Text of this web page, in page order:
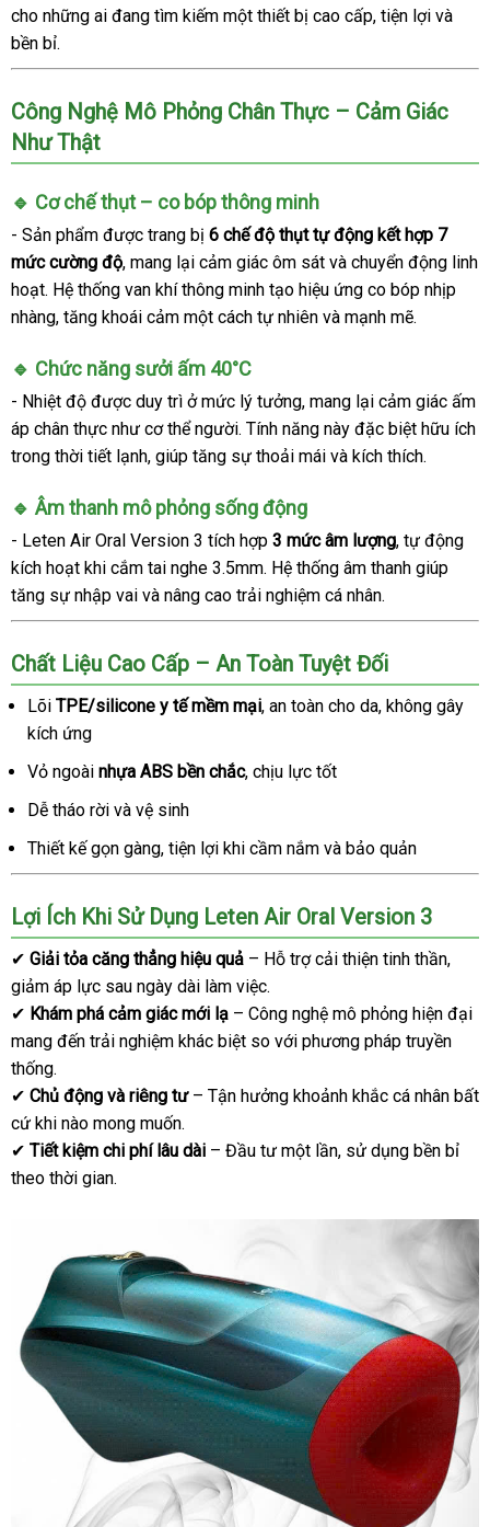
cho những ai đang tìm kiếm một thiết bị cao cấp, tiện lợi và
bền bỉ.
Công Nghệ Mô Phỏng Chân Thực – Cảm Giác
Như Thật
🔹 Cơ chế thụt – co bóp thông minh
- Sản phẩm được trang bị 6 chế độ thụt tự động kết hợp 7
mức cường độ, mang lại cảm giác ôm sát và chuyển động linh
hoạt. Hệ thống van khí thông minh tạo hiệu ứng co bóp nhịp
nhàng, tăng khoái cảm một cách tự nhiên và mạnh mẽ.
🔹 Chức năng sưởi ấm 40°C
- Nhiệt độ được duy trì ở mức lý tưởng, mang lại cảm giác ấm
áp chân thực như cơ thể người. Tính năng này đặc biệt hữu ích
trong thời tiết lạnh, giúp tăng sự thoải mái và kích thích.
🔹 Âm thanh mô phỏng sống động
- Leten Air Oral Version 3 tích hợp 3 mức âm lượng, tự động
kích hoạt khi cắm tai nghe 3.5mm. Hệ thống âm thanh giúp
tăng sự nhập vai và nâng cao trải nghiệm cá nhân.
Chất Liệu Cao Cấp – An Toàn Tuyệt Đối
Lõi TPE/silicone y tế mềm mại, an toàn cho da, không gây
kích ứng
Vỏ ngoài nhựa ABS bền chắc, chịu lực tốt
Dễ tháo rời và vệ sinh
Thiết kế gọn gàng, tiện lợi khi cầm nắm và bảo quản
Lợi Ích Khi Sử Dụng Leten Air Oral Version 3
✔ Giải tỏa căng thẳng hiệu quả – Hỗ trợ cải thiện tinh thần,
giảm áp lực sau ngày dài làm việc.
✔ Khám phá cảm giác mới lạ – Công nghệ mô phỏng hiện đại
mang đến trải nghiệm khác biệt so với phương pháp truyền
thống.
✔ Chủ động và riêng tư– Tận hưởng khoảnh khắc cá nhân bất
cứ khi nào mong muốn.
✔ Tiết kiệm chi phí lâu dài – Đầu tư một lần, sử dụng bền bỉ
theo thời gian.